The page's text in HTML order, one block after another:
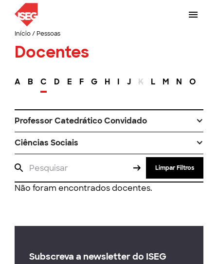
Início/ Pessoas
Docentes
A B C D E F G H I J K L M N O
Professor Catedrático Convidado
Ciências Sociais
Limpar Filtros
Não foram encontrados docentes.
Subscreva a newsletter do ISEG